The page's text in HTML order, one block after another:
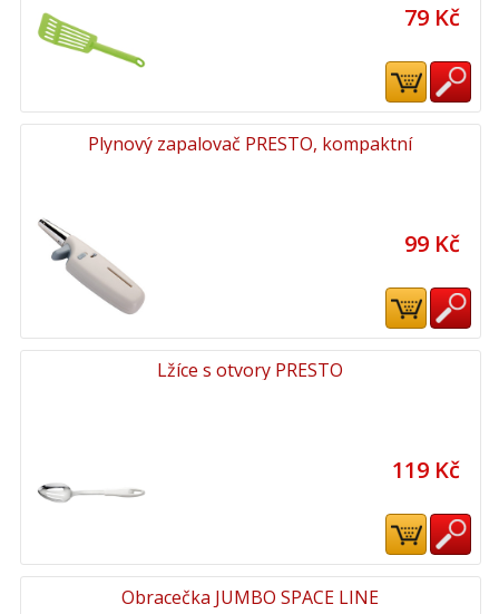
79 Kč
Plynový zapalovač PRESTO, kompaktní
99 Kč
Lžíce s otvory PRESTO
119 Kč
Obracečka JUMBO SPACE LINE